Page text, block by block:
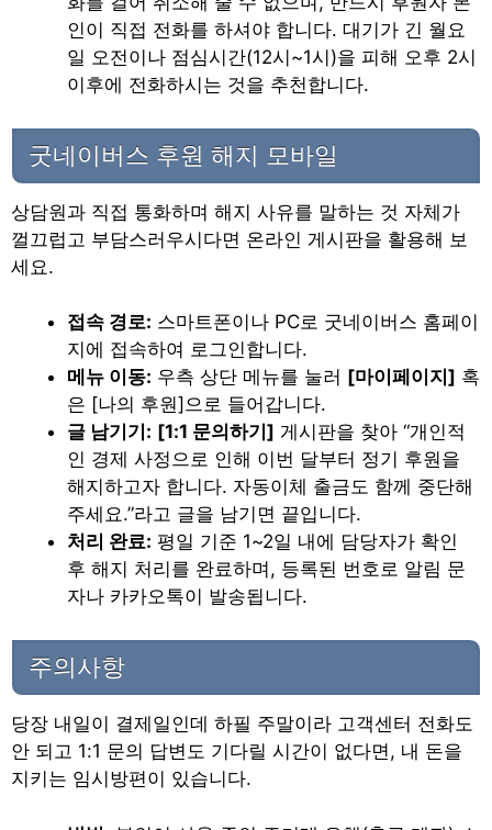
인이 직접 전화를 하셔야 합니다. 대기가 긴 월요
일 오전이나 점심시간(12시~1시)을 피해 오후 2시
이후에 전화하시는 것을 추천합니다.
굿네이버스 후원 해지 모바일
상담원과 직접 통화하며 해지 사유를 말하는 것 자체가
껄끄럽고 부담스러우시다면 온라인 게시판을 활용해 보
세요.
접속 경로: 스마트폰이나 PC로 굿네이버스 홈페이
지에 접속하여 로그인합니다.
메뉴 이동: 우측 상단 메뉴를 눌러 [마이페이지] 혹
은 [나의 후원]으로 들어갑니다.
글 남기기: [1:1 문의하기] 게시판을 찾아 “개인적
인 경제 사정으로 인해 이번 달부터 정기 후원을
해지하고자 합니다. 자동이체 출금도 함께 중단해
주세요.”라고 글을 남기면 끝입니다.
처리 완료: 평일 기준 1~2일 내에 담당자가 확인
후 해지 처리를 완료하며, 등록된 번호로 알림 문
자나 카카오톡이 발송됩니다.
주의사항
당장 내일이 결제일인데 하필 주말이라 고객센터 전화도
안 되고 1:1 문의 답변도 기다릴 시간이 없다면, 내 돈을
지키는 임시방편이 있습니다.